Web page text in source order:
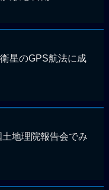
星のGPS航法に成
地理院報告会でみ